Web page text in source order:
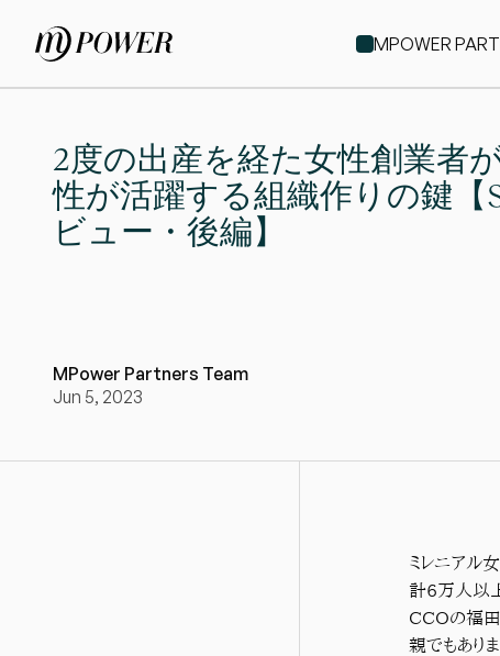
2度の出産を経た女性創業者
性が活躍する組織作りの鍵【
ビュー・後編】
MPower Partners Team
Jun 5, 2023
ミレニアル
計6万人以
CCOの福
親でもありま
MPOWER